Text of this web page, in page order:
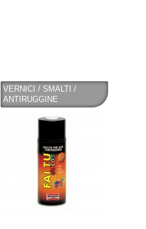
VERNICI / SMALTI /
ANTIRUGGINE